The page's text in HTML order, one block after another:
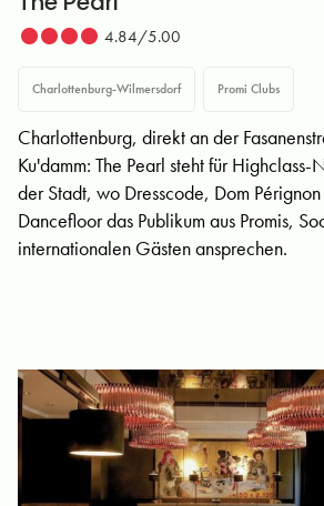
4.84/5.00
Charlottenburg-Wilmersdorf Promi Clubs
Charlottenburg, direkt an der
Ku'damm: The Pearl steht für
der Stadt, wo Dresscode, Dom
Dancefloor das Publikum aus Promis,
internationalen Gästen ansprechen.